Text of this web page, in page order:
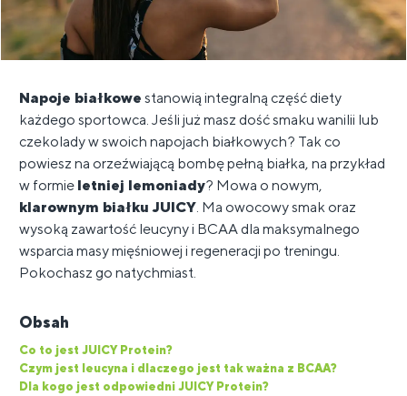
Napoje białkowe stanowią integralną część diety
każdego sportowca. Jeśli już masz dość smaku wanilii lub
czekolady w swoich napojach białkowych? Tak co
powiesz na orzeźwiającą bombę pełną białka, na przykład
w formie letniej lemoniady? Mowa o nowym,
klarownym białku JUICY . Ma owocowy smak oraz
wysoką zawartość leucyny i BCAA dla maksymalnego
wsparcia masy mięśniowej i regeneracji po treningu.
Pokochasz go natychmiast.
Obsah
Co to jest JUICY Protein?
Czym jest leucyna i dlaczego jest tak ważna z BCAA?
Dla kogo jest odpowiedni JUICY Protein?